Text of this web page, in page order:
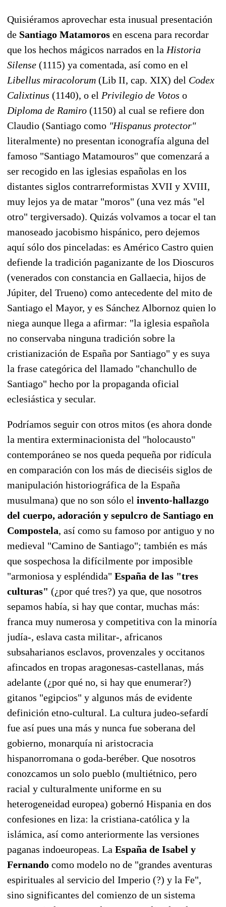
Quisiéramos aprovechar esta inusual presentación
de Santiago Matamoros en escena para recordar
que los hechos mágicos narrados en la Historia
Silense (1115) ya comentada, así como en el
Libellus miracolorum (Lib II, cap. XIX) del Codex
Calixtinus (1140), o el Privilegio de Votos o
Diploma de Ramiro (1150) al cual se refiere don
Claudio (Santiago como "Hispanus protector"
literalmente) no presentan iconografía alguna del
famoso "Santiago Matamouros" que comenzará a
ser recogido en las iglesias españolas en los
distantes siglos contrarreformistas XVII y XVIII,
muy lejos ya de matar "moros" (una vez más "el
otro" tergiversado). Quizás volvamos a tocar el tan
manoseado jacobismo hispánico, pero dejemos
aquí sólo dos pinceladas: es Américo Castro quien
defiende la tradición paganizante de los Dioscuros
(venerados con constancia en Gallaecia, hijos de
Júpiter, del Trueno) como antecedente del mito de
Santiago el Mayor, y es Sánchez Albornoz quien lo
niega aunque llega a afirmar: "la iglesia española
no conservaba ninguna tradición sobre la
cristianización de España por Santiago" y es suya
la frase categórica del llamado "chanchullo de
Santiago" hecho por la propaganda oficial
eclesiástica y secular.
Podríamos seguir con otros mitos (es ahora donde
la mentira exterminacionista del "holocausto"
contemporáneo se nos queda pequeña por ridícula
en comparación con los más de dieciséis siglos de
manipulación historiográfica de la España
musulmana) que no son sólo el invento-hallazgo
del cuerpo, adoración y sepulcro de Santiago en
Compostela, así como su famoso por antiguo y no
medieval "Camino de Santiago"; también es más
que sospechosa la difícilmente por imposible
"armoniosa y espléndida" España de las "tres
culturas" (¿por qué tres?) ya que, que nosotros
sepamos había, si hay que contar, muchas más:
franca muy numerosa y competitiva con la minoría
judía-, eslava casta militar-, africanos
subsaharianos esclavos, provenzales y occitanos
afincados en tropas aragonesas-castellanas, más
adelante (¿por qué no, si hay que enumerar?)
gitanos "egipcios" y algunos más de evidente
definición etno-cultural. La cultura judeo-sefardí
fue así pues una más y nunca fue soberana del
gobierno, monarquía ni aristocracia
hispanorromana o goda-beréber. Que nosotros
conozcamos un solo pueblo (multiétnico, pero
racial y culturalmente uniforme en su
heterogeneidad europea) gobernó Hispania en dos
confesiones en liza: la cristiana-católica y la
islámica, así como anteriormente las versiones
paganas indoeuropeas. La España de Isabel y
Fernando como modelo no de "grandes aventuras
espirituales al servicio del Imperio (?) y la Fe",
sino significantes del comienzo de un sistema